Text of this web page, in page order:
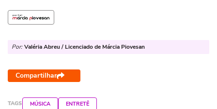
Por: Valéria Abreu / Licenciado de Márcia Piovesan
Compartilhar
TAGS MÚSICA ENTRETÊ